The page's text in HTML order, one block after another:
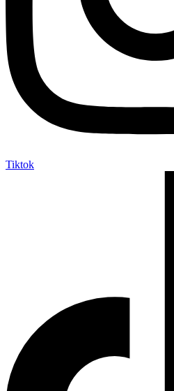
Tiktok